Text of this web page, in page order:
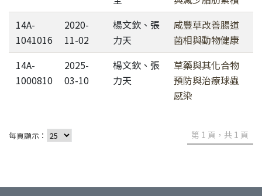
14A-
1041016
2020-
11-02
楊文欽、張
力天
咸豐草改善腸道
菌相與動物健康
14A-
1000810
2025-
03-10
楊文欽、張
力天
草藥與其化合物
預防與治療球蟲
感染
每頁顯示： 第 1 頁，共 1 頁